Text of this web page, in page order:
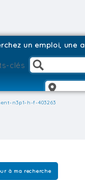
un emploi, une
n3p1-h-f-403263
à ma recherche